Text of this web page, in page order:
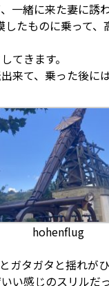
一緒に来た妻に誘
たものに乗って
てきます。
来て、乗った後に
hohenflug
ガタガタと揺れが
い感じのスリルだ